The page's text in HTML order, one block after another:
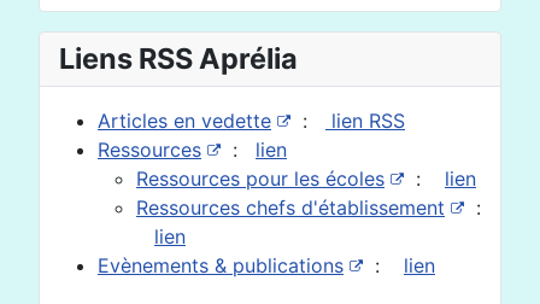
Liens RSS Aprélia
Articles en vedette :
lien RSS
Ressources
: lien
Ressources pour les écoles
: lien
Ressources chefs d'établissement
:
lien
Evènements & publications
: lien